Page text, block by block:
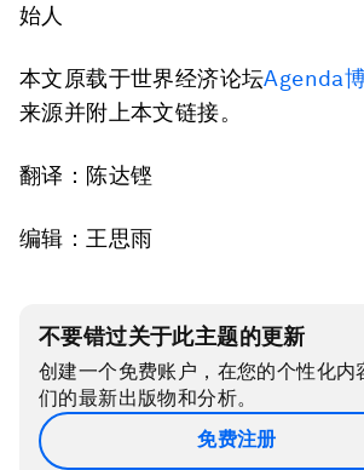
始人
本文原载于世界经济论坛Agenda
来源并附上本文链接。
翻译：陈达铿
编辑：王思雨
不要错过关于此主题的更新
创建一个免费账户，在您的个性化内
们的最新出版物和分析。
免费注册